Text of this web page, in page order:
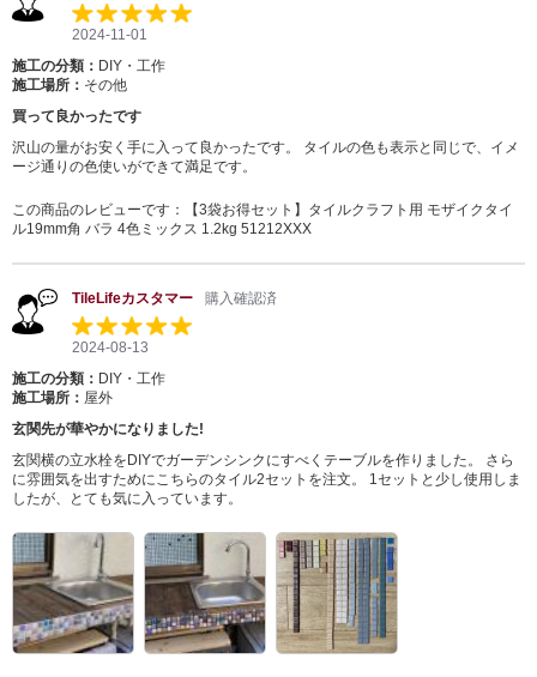
2024-11-01
施工の分類： DIY・工作
施工場所： その他
買って良かったです
沢山の量がお安く手に入って良かったです。 タイルの色も表示と同じで、イメ
ージ通りの色使いができて満足です。
この商品のレビューです：
【3袋お得セット】タイルクラフト用 モザイクタイ
ル19mm角 バラ 4色ミックス 1.2kg 51212XXX
TileLifeカスタマー 購入確認済
2024-08-13
施工の分類： DIY・工作
施工場所： 屋外
玄関先が華やかになりました!
玄関横の立水栓をDIYでガーデンシンクにすべくテーブルを作りました。 さら
に雰囲気を出すためにこちらのタイル2セットを注文。 1セットと少し使用しま
したが、とても気に入っています。